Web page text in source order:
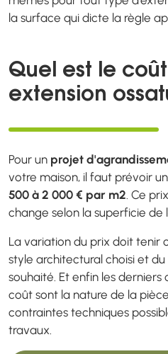
la surface qui dicte la règle
Quel est le
extension
Pour un projet
votre maison, il faut prévoir un
500 à 2 000 € par m2. Ce
change selon la superficie de
La variation du prix doit tenir
style architectural choisi et
souhaité. Et enfin les
coût sont la nature de la
contraintes techniques
travaux.